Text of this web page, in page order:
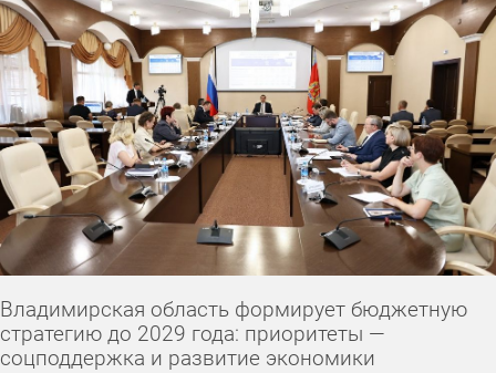
Владимирская область формирует бюджетную
стратегию до 2029 года: приоритеты —
соцподдержка и развитие экономики